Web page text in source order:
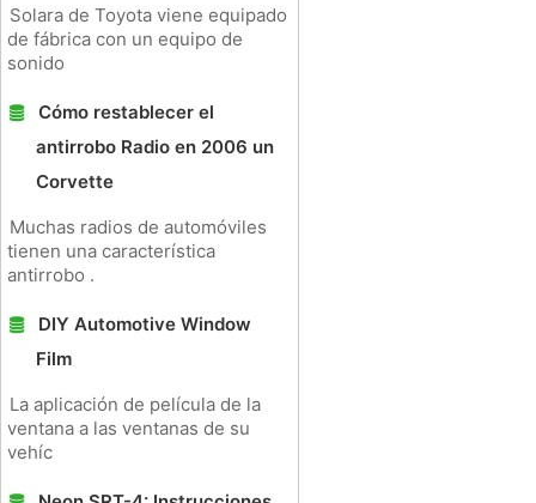
Solara de Toyota viene equipado
de fábrica con un equipo de
sonido
Cómo restablecer el
antirrobo Radio en 2006 un
Corvette
Muchas radios de automóviles
tienen una característica
antirrobo .
DIY Automotive Window
Film
La aplicación de película de la
ventana a las ventanas de su
vehíc